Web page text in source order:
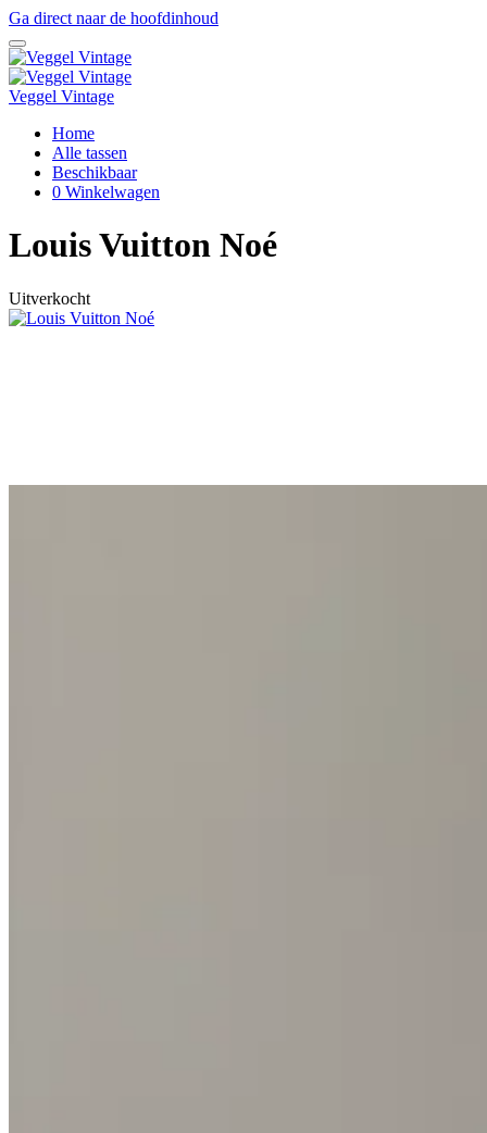
Ga direct naar de hoofdinhoud
Veggel Vintage
Home
Alle tassen
Beschikbaar
0 Winkelwagen
Louis Vuitton Noé
Uitverkocht